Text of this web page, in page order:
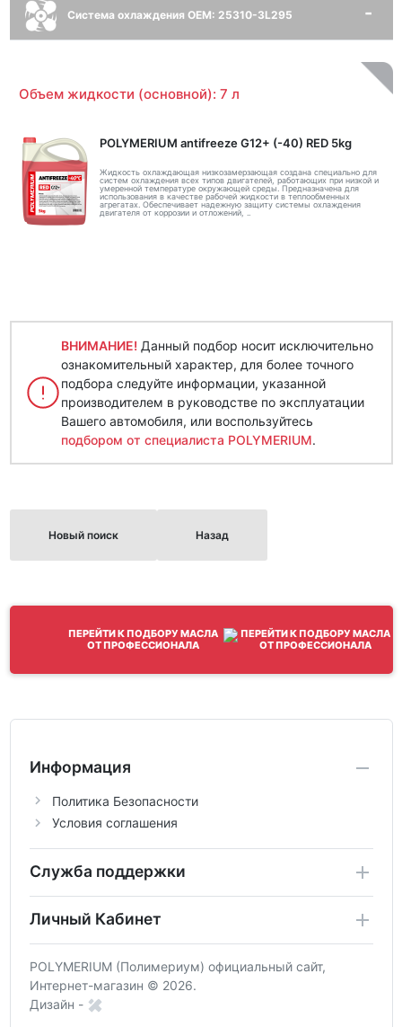
Система охлаждения OEM: 25310-3L295
Объем жидкости (основной): 7 л
POLYMERIUM antifreeze G12+ (-40) RED 5kg
Жидкость охлаждающая низкозамерзающая создана специально для
систем охлаждения всех типов двигателей, работающих при низкой и
умеренной температуре окружающей среды. Предназначена для
использования в качестве рабочей жидкости в теплообменных
агрегатах. Обеспечивает надежную защиту системы охлаждения
двигателя от коррозии и отложений, ..
ВНИМАНИЕ! Данный подбор носит исключительно
ознакомительный характер, для более точного
подбора следуйте информации, указанной
производителем в руководстве по эксплуатации
Вашего автомобиля, или воспользуйтесь
подбором от специалиста POLYMERIUM.
Новый поиск Назад
ПЕРЕЙТИ К ПОДБОРУ МАСЛА
ОТ ПРОФЕССИОНАЛА
Информация
Политика Безопасности
Условия соглашения
Служба поддержки
Личный Кабинет
POLYMERIUM (Полимериум) официальный сайт,
Интернет-магазин © 2026.
Дизайн -